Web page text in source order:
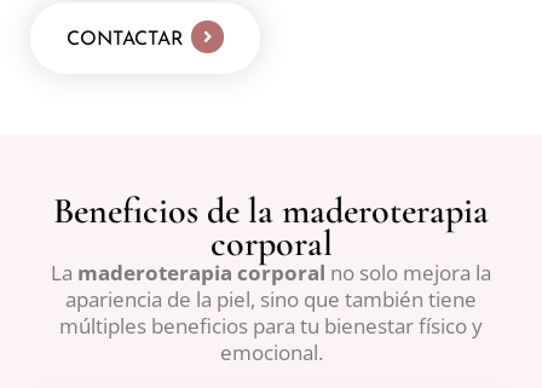
CONTACTAR
Beneficios de la maderoterapia
corporal
La maderoterapia corporal no solo mejora la
apariencia de la piel, sino que también tiene
múltiples beneficios para tu bienestar físico y
emocional.